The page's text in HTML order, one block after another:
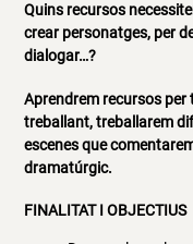
Quins recursos
crear personatges, per
dialogar…?
Aprendrem recursos per
treballant, treballarem
escenes que
dramatúrgic.
FINALITAT I OBJECTIUS